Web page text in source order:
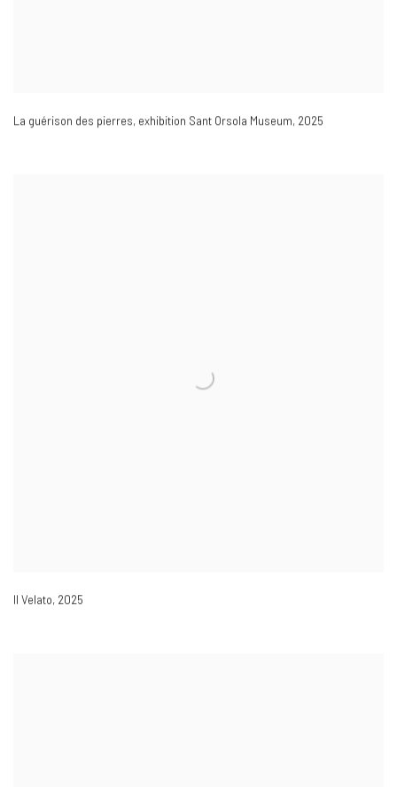
La guérison des pierres, exhibition Sant Orsola Museum, 2025
Il Velato, 2025